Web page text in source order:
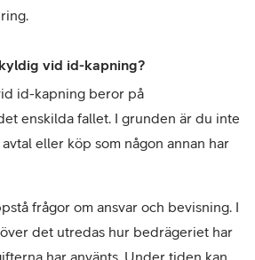
vid id-kapning?
id-kapning beror på
enskilda fallet. I grunden är du inte
eller köp som någon annan har
frågor om ansvar och bevisning. I
det utredas hur bedrägeriet har
har använts. Under tiden kan